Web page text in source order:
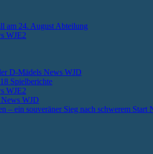
am 24. August Abteilung
WJE2
D-Mädels News WJD
Spielberichte
WJE2
News WJD
ein souveräner Sieg nach schwerem Start